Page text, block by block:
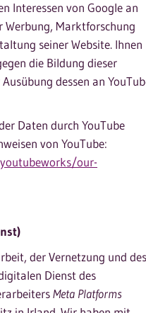
Interessen von Google an
Werbung, Marktforschung
seiner Website. Ihnen
die Bildung dieser
dessen an
Daten durch YouTube
von YouTube:
our-
der Vernetzung und des
Dienst des
Meta Platforms